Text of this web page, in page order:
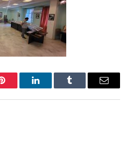
Pinterest LinkedInTumblr Email